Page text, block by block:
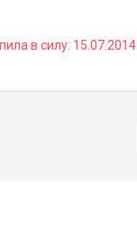
в силу: 15.07.2014